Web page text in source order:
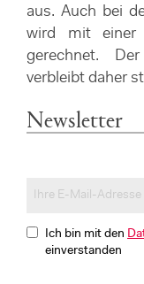
Newsletter
Ich bin mit den
einverstanden
aus. Auch bei
wird mit einer
gerechnet.
verbleibt daher